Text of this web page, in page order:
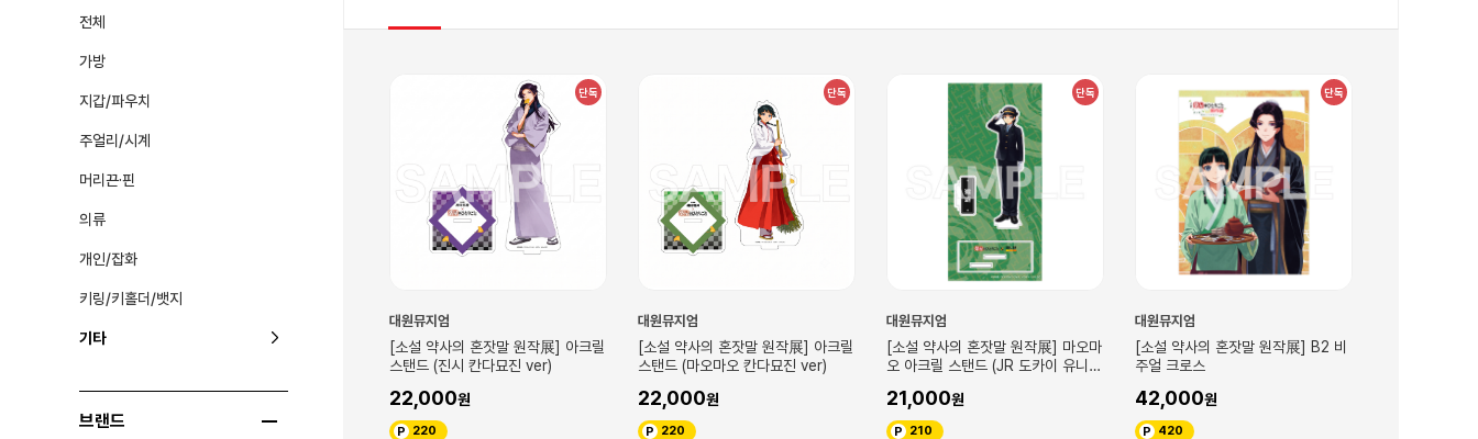
전체
가방
지갑/파우치
주얼리/시계
머리끈·핀
의류
개인/잡화
키링/키홀더/뱃지
기타
브랜드
캐릭터 양말 닉 [해리포터] 브로치(마법사의돌)
대원뮤지엄
[소설 약사의 혼잣말 원작展] 아크릴
스탠드 (진시 칸다묘진 ver)
22,000
220
단독
대원뮤지엄
[소설 약사의 혼잣말 원작展] 아크릴
스탠드 (마오마오 칸다묘진 ver)
22,000
220
단독
대원뮤지엄
[소설 약사의 혼잣말 원작展] 마오마
오 아크릴 스탠드 (JR 도카이 유니폼
21,000
210
단독
대원뮤지엄
[소설 약사의 혼잣말 원작展] B2 비
주얼 크로스
42,000
420
단독